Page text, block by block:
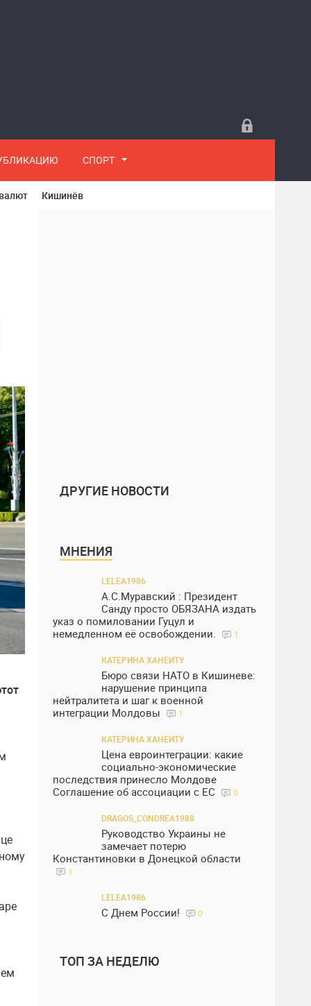
СПОРТ
Кишинёв
ДРУГИЕ НОВОСТИ
МНЕНИЯ
LELEA1986
А.С.Муравский : Президент
Санду просто ОБЯЗАНА издать
указ о помиловании Гуцул и
немедленном её освобождении.
1
КАТЕРИНА ХАНЕИТУ
Бюро связи НАТО в Кишиневе:
нарушение принципа
нейтралитета и шаг к военной
интеграции Молдовы
1
КАТЕРИНА ХАНЕИТУ
Цена евроинтеграции: какие
социально-экономические
последствия принесло Молдове
Соглашение об ассоциации с ЕС
0
DRAGOS_CONDREA1988
Руководство Украины не
замечает потерю
Константиновки в Донецкой области
1
LELEA1986
С Днем России! 0
ТОП ЗА НЕДЕЛЮ